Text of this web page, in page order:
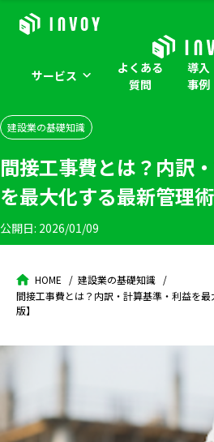
サービス
よくある
質問
導入
事例
建設業の基礎知識
間接工事費とは？内訳
を最大化する最新管理
公開日: 2026/01/09
HOME
建設業の基礎知識
間接工事費とは？内訳・計算基準・利益を
版】